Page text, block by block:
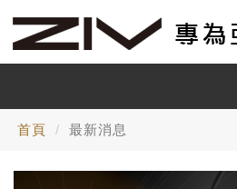
首頁 最新消息